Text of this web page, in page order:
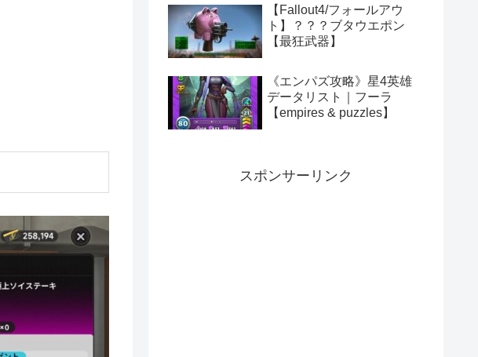
【Fallout4/フォールアウ
ト】？？？ブタウエポン
【最狂武器】
《エンパズ攻略》星4英雄
データリスト｜フーラ
【empires & puzzles】
スポンサーリンク